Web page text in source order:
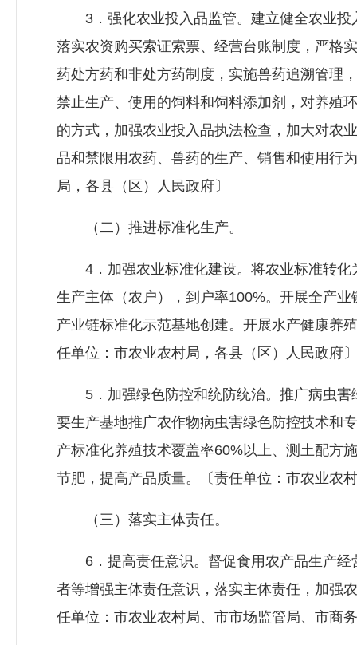
3．强化农业投入品监管。建立健全农业投
落实农资购买索证索票、经营台账制度，严格
药处方药和非处方药制度，实施兽药追溯管理
禁止生产、使用的饲料和饲料添加剂，对养殖
的方式，加强农业投入品执法检查，加大对农
品和禁限用农药、兽药的生产、销售和使用行
局，各县（区）人民政府〕
（二）推进标准化生产。
4．加强农业标准化建设。将农业标准转化
生产主体（农户），到户率100%。开展全产
产业链标准化示范基地创建。开展水产健康养
任单位：市农业农村局，各县（区）人民政府〕
5．加强绿色防控和统防统治。推广病虫害
要生产基地推广农作物病虫害绿色防控技术和
产标准化养殖技术覆盖率60%以上、测土配方
节肥，提高产品质量。〔责任单位：市农业农
（三）落实主体责任。
6．提高责任意识。督促食用农产品生产经
者等增强主体责任意识，落实主体责任，加强
任单位：市农业农村局、市市场监管局、市商